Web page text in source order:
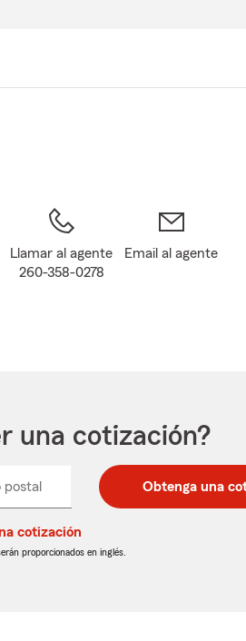
Llamar al agente
260-358-0278
Email al agente
una cotización?
postal
postal
de
postal
de
Obtenga una
cotización
proporcionados en inglés.